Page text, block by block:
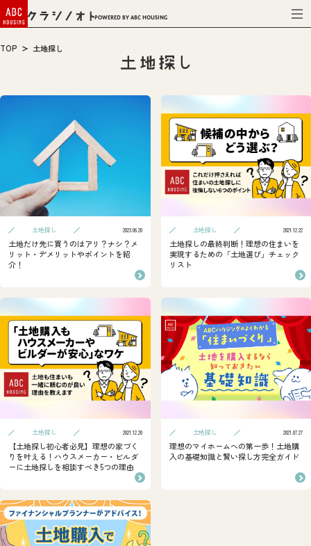
Powered by ABC HOUSING
TOP 土地探し
土地探し 2023.06.20
土地だけ先に買うのはアリ？ナシ？メ
リット・デメリットやポイントを紹
介！
土地探し 2021.12.22
土地探しの最終判断！理想の住まいを
実現するための「土地選び」チェック
リスト
土地探し 2021.12.20
【土地探し初心者必見】理想の家づく
りを叶える！ハウスメーカー・ビルダ
ーに土地探しを相談すべき5つの理由
土地探し 2021.07.27
理想のマイホームへの第一歩！土地購
入の基礎知識と賢い探し方完全ガイド